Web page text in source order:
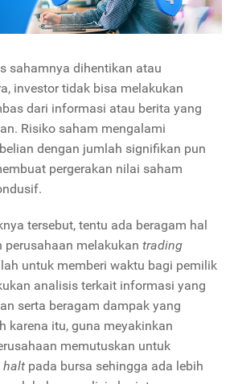
sahamnya dihentikan atau
investor tidak bisa melakukan
dari informasi atau berita yang
Risiko saham mengalami
dengan jumlah signifikan pun
pergerakan nilai saham
tersebut, tentu ada beragam hal
melakukan trading
untuk memberi waktu bagi pemilik
analisis terkait informasi yang
serta beragam dampak yang
karena itu, guna meyakinkan
memutuskan untuk
halt pada bursa sehingga ada lebih